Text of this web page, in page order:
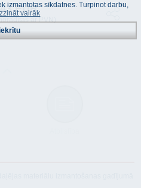
EUR
ar PVN)
izmantotas sīkdatnes. Turpinot darbu,
vairāk